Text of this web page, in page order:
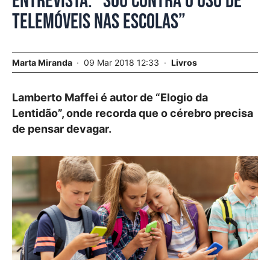
telemóveis nas escolas”
Marta Miranda 09 Mar 2018 12:33 Livros
Lamberto Maffei é autor de “Elogio da
Lentidão”, onde recorda que o cérebro precisa
de pensar devagar.